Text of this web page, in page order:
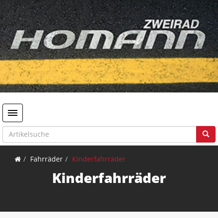
Toggle navigation
Fahrräder Kinderfahrräder
Kinderfahrräder